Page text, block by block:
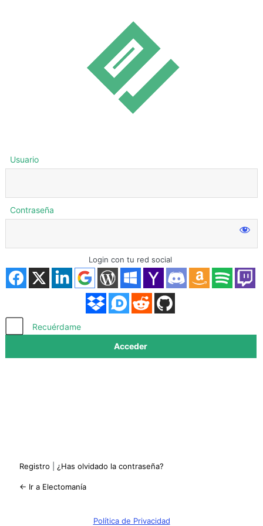
Acceder
Usuario
Contraseña
Login con tu red social
Recuérdame
Registro ¿Has olvidado la contraseña?
← Ir a Electomanía
Política de Privacidad